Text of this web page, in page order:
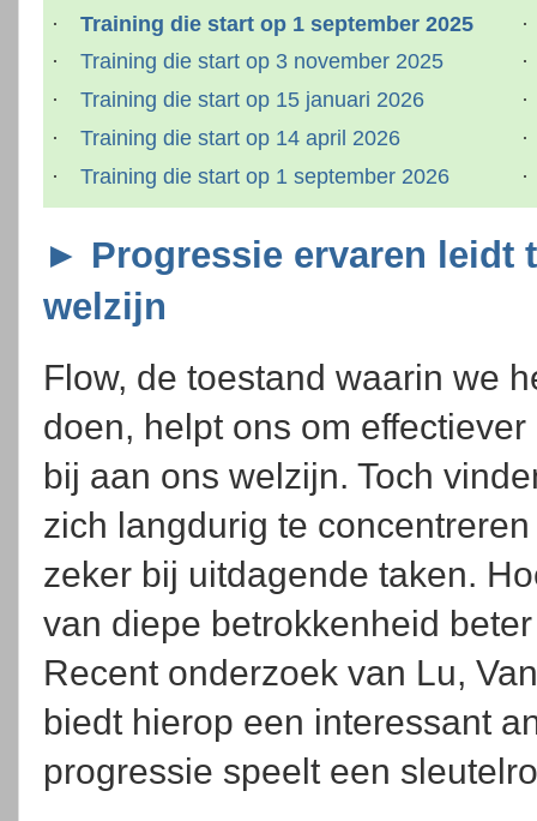
·
Training die start op 1 september 2025
·
Training die start op 3 november 2025
·
Training die start op 15 januari 2026
·
Training die start op 14 april 2026
·
Training die start op 1 september 2026
·
·
·
·
·
► Progressie ervaren leidt
welzijn
Flow, de toestand waarin we
doen, helpt ons om
bij aan ons welzijn. Toch
zich langdurig te
zeker bij uitdagende taken.
van diepe betrokkenheid
Recent onderzoek van Lu,
biedt hierop een interessant
progressie speelt een